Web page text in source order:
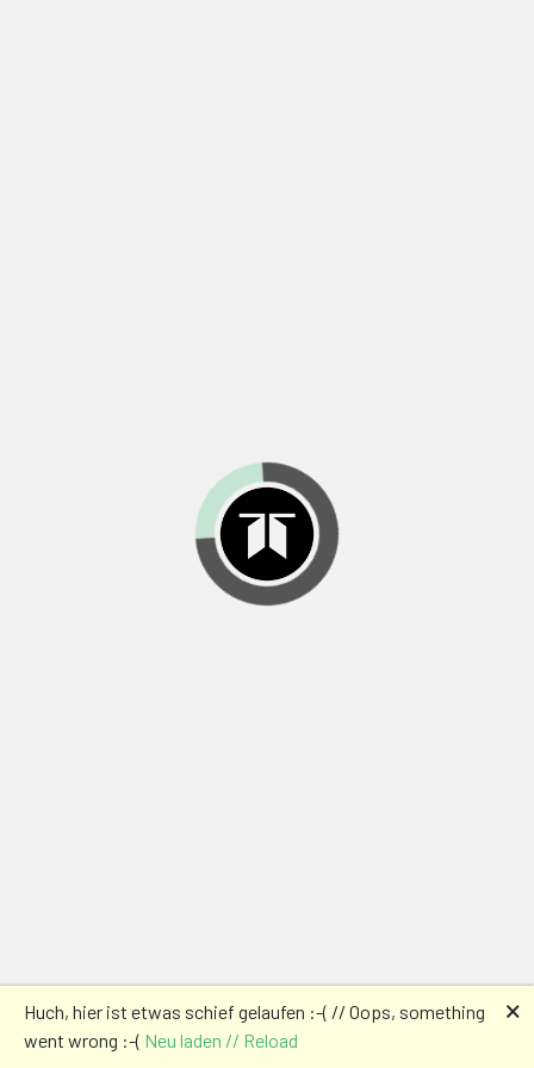
Huch, hier ist etwas schief gelaufen :-( // Oops, something
went wrong :-( Neu laden // Reload
🗙